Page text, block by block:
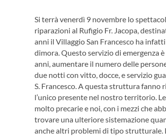
Si terrà venerdì 9 novembre lo
riparazioni al Rufigio Fr. Jacopa,
anni il Villaggio San Francesco ha
dimora. Questo servizio di emergenza
anni, aumentare il numero delle
due notti con vitto, docce, e servizio
S. Francesco. A questa struttura fanno
l’unico presente nel nostro territorio.
molto precarie e noi, con i mezzi che
trovare una ulteriore sistemazione
anche altri problemi di tipo strutturale.